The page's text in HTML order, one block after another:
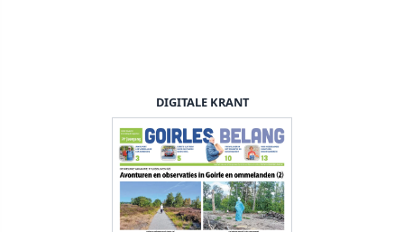
DIGITALE KRANT